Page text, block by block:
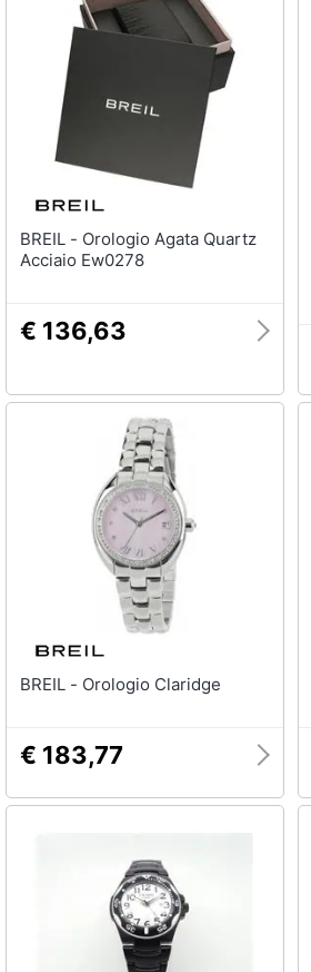
BREIL - Orologio Agata Quartz
Acciaio Ew0278
€ 136,63
BREIL - Orologio Claridge
€ 183,77